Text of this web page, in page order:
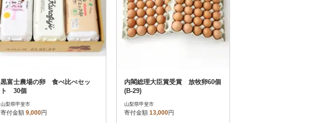
黒富士農場の卵 食べ比べセッ
ト 30個
山梨県甲斐市
寄付金額 9,000円
内閣総理大臣賞受賞 放牧卵60個
(B-29)
山梨県甲斐市
寄付金額 13,000円